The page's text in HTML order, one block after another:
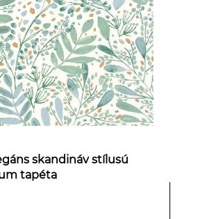
skandináv stílusú
tapéta